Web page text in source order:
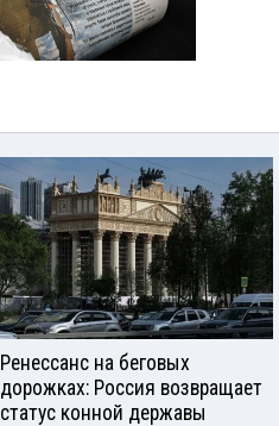
Ренессанс на беговых
дорожках: Россия возвращает
статус конной державы